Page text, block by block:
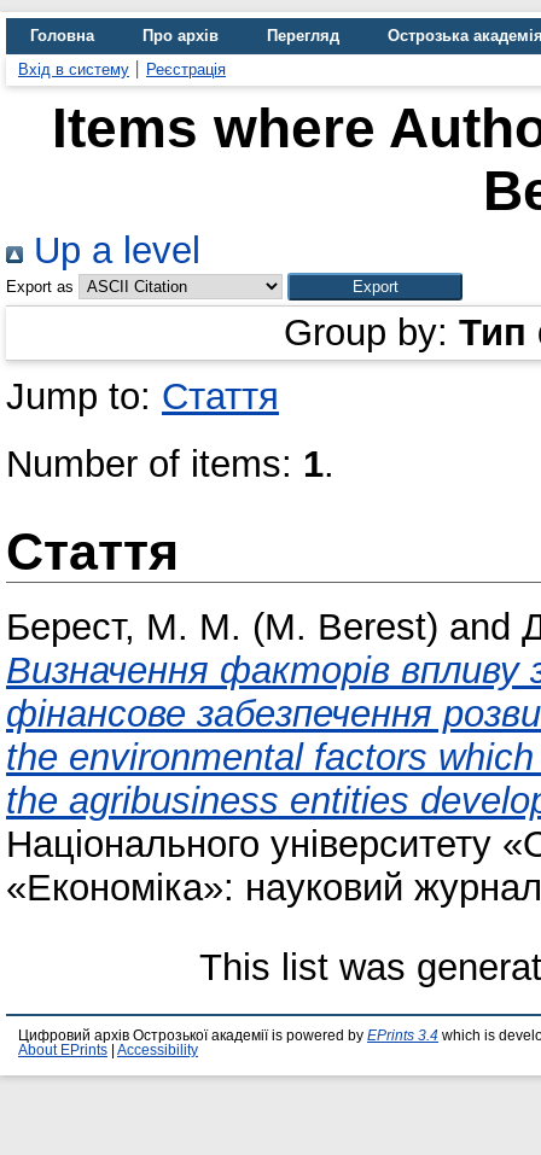
Головна Про архів Перегляд
Острозька
Вхід в систему
Реєстрація
Items where
Up a level
Export as
Group by: Тип
Jump to: Стаття
Number of items: 1.
Стаття
Берест, М. М. (M. Berest) and
Визначення факторів впливу
фінансове забезпечення
the environmental factors
the agribusiness entities
Національного університету
«Економіка»: науковий
This list was
Цифровий архів Острозької академії is powered by EPrints 3.4 which is
About EPrints
Accessibility